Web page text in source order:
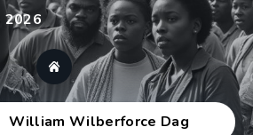
2026
William Wilberforce Dag